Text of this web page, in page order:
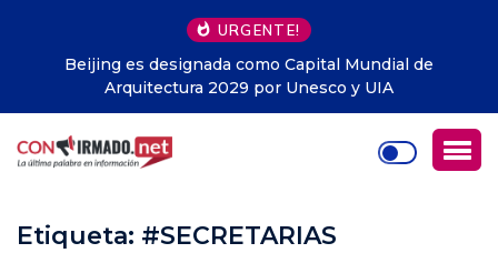
URGENTE!
Libros gratis en Guayaquil: la iniciativa que ya
entregado cerca de 1.500 ejemplares y llega a
Ecuador
Etiqueta: #SECRETARIAS